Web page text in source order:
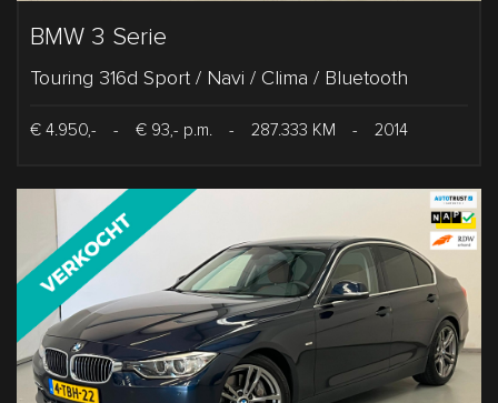
BMW 3 Serie
Touring 316d Sport / Navi / Clima / Bluetooth
€ 4.950,- - € 93,- p.m. - 287.333 KM - 2014